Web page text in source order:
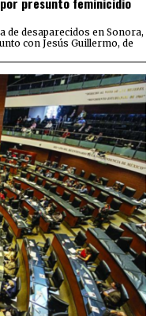
de desaparecidos en Sonora,
con Jesús Guillermo, de